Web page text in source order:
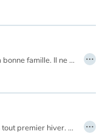
Elliot n’arrive pas à trouver la bonne famille. Il ne fait jamais ce qu’il faut : qui finira par l’aimer pour toujours, toujours ?
…
Petit lièvre vient de vivre son tout premier hiver. Il est maintenant grand. Profitant du temps qui s’adoucit, il sort de plus en plus se balader et découvrir ce qu’il y a de nouveau. Mais un jour, en rentrant chez lui, il découvre une petite touffe de poils bruns.
…